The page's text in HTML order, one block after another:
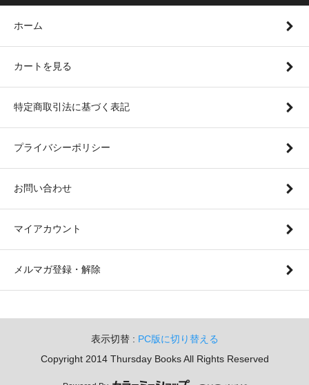
ホーム
カートを見る
特定商取引法に基づく表記
プライバシーポリシー
お問い合わせ
マイアカウント
メルマガ登録・解除
表示切替 : PC版に切り替える
Copyright 2014 Thursday Books All Rights Reserved